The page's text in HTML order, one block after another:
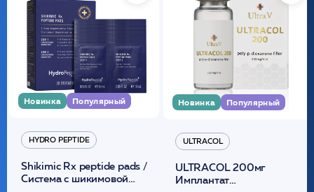
Новинка Популярный
HYDRO PEPTIDE
Shikimic Rx peptide pads /
Cистема с шикимовой
Новинка Популярный
ULTRACOL
ULTRACOL 200мг
Имплантат